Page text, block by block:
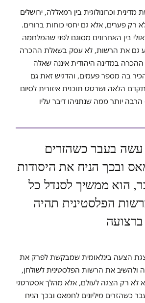
וכרונולוגית בין רמאללה, ירושלים
לא רק פערים, אלא גם יחסי כוחות ברורים.
בין האחרונים מסוגם לפני שהמלחמה
גם את הרשות, לא עסק בשאלת ההכרה
ההכרה במדינה היהודית איננה שאלה
בה מספר פעמים, והדגיש זאת גם
הלאה ושרטט תוכנית איזורית לסיום
יותר ממה שנתניהו דיבר עליו
עשה בעבר כשהזרים
ובכך הניח את היסודות
הוא ממשיך לסנדל כל
הפלסטינית תהיה
ברצועה
הצעה בינלאומית שמבקשת לפרק את
את הרשות הפלסטינית לשולחן,
לא רק הצגה לעולם, אלא מהלך אסטרטגי
כשהזרים מיליונים לחמאס ובכך הניח